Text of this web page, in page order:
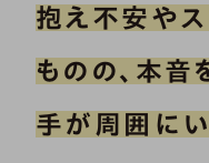
抱え不安や
ものの、本音
手が周囲に